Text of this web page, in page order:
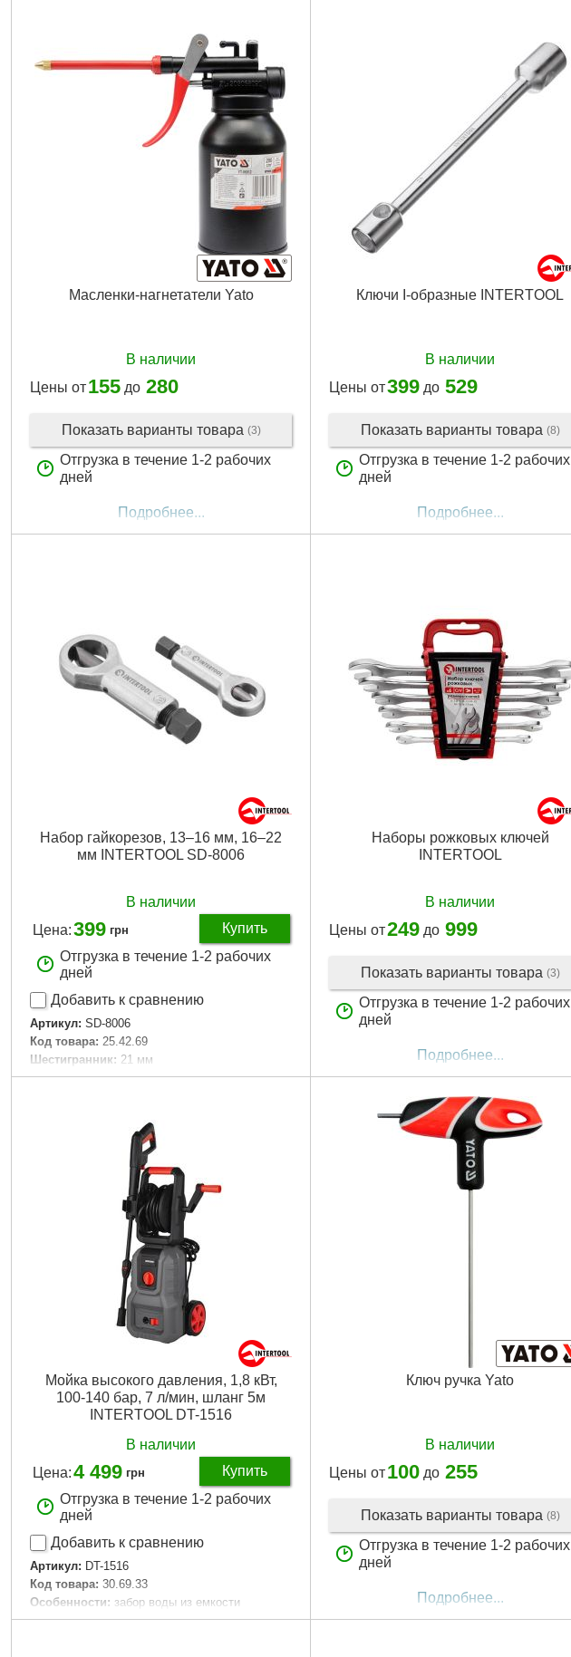
Масленки-нагнетатели Yato
В наличии
Цены от155 до 280
Показать варианты товара (3)
Отгрузка в течение 1-2 рабочих
дней
Подробнее...
Ключи I-образные INTERTOOL
В наличии
Цены от399 до 529
Показать варианты товара (8)
Отгрузка в течение 1-2 рабочих
дней
Подробнее...
Набор гайкорезов, 13–16 мм, 16–22
мм INTERTOOL SD-8006
В наличии
Цена:399 грн
Купить
Отгрузка в течение 1-2 рабочих
дней
Добавить к сравнению
Артикул: SD-8006
Код товара: 25.42.69
Шес­тиг­ран­ник: 21 мм
: 1/2"
Количество единиц в наборе:
Габариты упаковки: 180x80x25 мм
Подробнее...
Наборы рожковых ключей
INTERTOOL
В наличии
Цены от249 до 999
Показать варианты товара (3)
Отгрузка в течение 1-2 рабочих
дней
Подробнее...
Мойка высокого давления, 1,8 кВт,
100-140 бар, 7 л/мин, шланг 5м
INTERTOOL DT-1516
В наличии
Цена:4 499 грн
Купить
Отгрузка в течение 1-2 рабочих
дней
Добавить к сравнению
Артикул: DT-1516
Код товара: 30.69.33
Особенности: забор воды из емкости
Напряжение питания: 230 В~50 Гц
Ключ ручка Yato
В наличии
Цены от100 до 255
Показать варианты товара (8)
Отгрузка в течение 1-2 рабочих
дней
Подробнее...